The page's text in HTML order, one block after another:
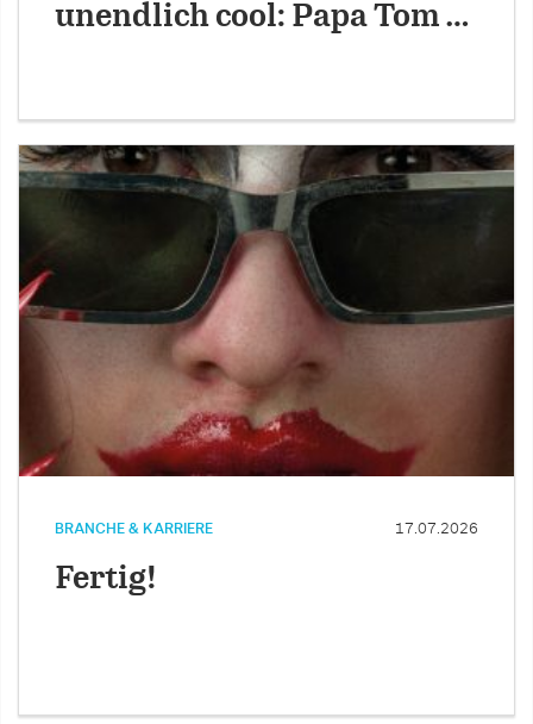
unendlich cool: Papa Tom …
BRANCHE & KARRIERE 17.07.2026
Fertig!